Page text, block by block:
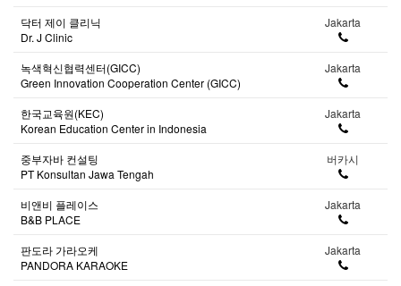
닥터 제이 클리닉
Dr. J Clinic
Jakarta
녹색혁신협력센터(GICC)
Green Innovation Cooperation Center (GICC)
Jakarta
한국교육원(KEC)
Korean Education Center in Indonesia
Jakarta
중부자바 컨설팅
PT Konsultan Jawa Tengah
버카시
비앤비 플레이스
B&B PLACE
Jakarta
판도라 가라오케
PANDORA KARAOKE
Jakarta